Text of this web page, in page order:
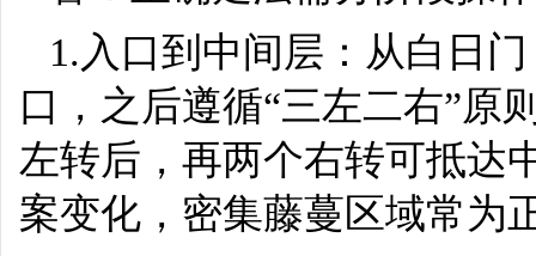
1.入口到中间层：从白日
口，之后遵循“三左二右”
左转后，再两个右转可抵达
案变化，密集藤蔓区域常为